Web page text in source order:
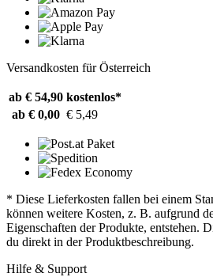
Versandkosten für Österreich
ab € 54,90 kostenlos*
ab € 0,00 € 5,49
* Diese Lieferkosten fallen bei einem
können weitere Kosten, z. B. aufgrund
Eigenschaften der Produkte, entstehen.
du direkt in der Produktbeschreibung.
Hilfe & Support